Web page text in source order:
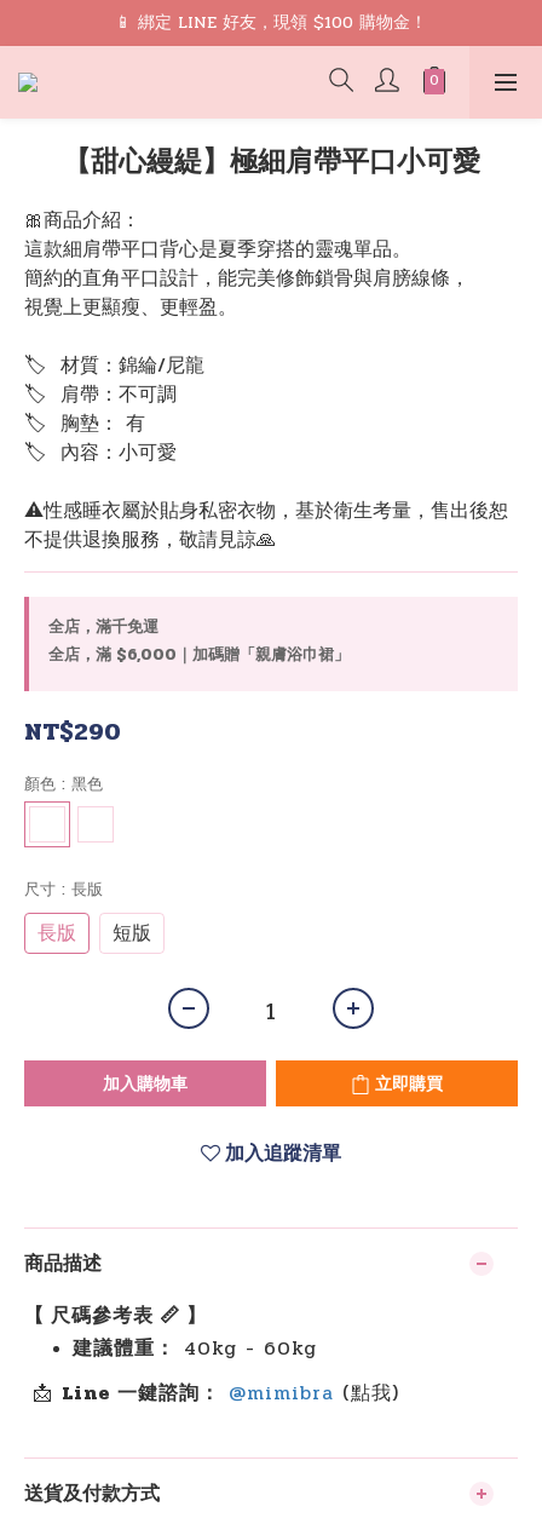
🎁 禮遇： 加入會員領取 9 折 優惠券再免運
📱 綁定 LINE 好友，現領 $100 購物金！
🎁 禮遇： 加入會員領取 9 折 優惠券再免運
【甜心縵緹】極細肩帶平口小可愛
🎀商品介紹：
這款細肩帶平口背心是夏季穿搭的靈魂單品。
簡約的直角平口設計，能完美修飾鎖骨與肩膀線條，
視覺上更顯瘦、更輕盈。
🏷  材質：錦綸/尼龍
🏷  肩帶：不可調
🏷  胸墊： 有
🏷  內容：小可愛
⚠️性感睡衣屬於貼身私密衣物，基於衛生考量，售出後恕
不提供退換服務，敬請見諒🙏
全店，滿千免運
全店，滿 $6,000｜加碼贈「親膚浴巾裙」
NT$290
顏色 : 黑色
尺寸 : 長版
長版 短版
加入購物車 立即購買
加入追蹤清單
商品描述
【 尺碼參考表 📏 】
建議體重： 40kg - 60kg
📩 Line 一鍵諮詢： @mimibra (點我)
送貨及付款方式